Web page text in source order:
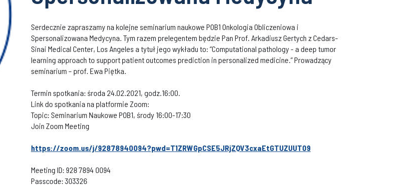
Serdecznie zapraszamy na kolejne seminarium naukowe POB1 Onkologia Obliczeniowa i
Spersonalizowana Medycyna. Tym razem prelegentem będzie Pan Prof. Arkadiusz Gertych z Cedars-
Sinai Medical Center, Los Angeles a tytuł jego wykładu to: “Computational pathology - a deep tumor
learning approach to support patient outcomes prediction in personalized medicine.” Prowadzący
seminarium – prof. Ewa Piętka.
Termin spotkania: środa 24.02.2021, godz.16:00.
Link do spotkania na platformie Zoom:
Topic: Seminarium Naukowe POB1, środy 16:00-17:30
Join Zoom Meeting
https://zoom.us/j/92878940094?pwd=T1ZRWGpCSE5JRjZQV3cxaEtGTUZUUT09
Meeting ID: 928 7894 0094
Passcode: 303326